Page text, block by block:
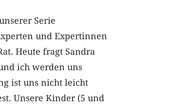
Serie
und Expertinnen
Heute fragt Sandra
ich werden uns
ist uns nicht leicht
Unsere Kinder (5 und